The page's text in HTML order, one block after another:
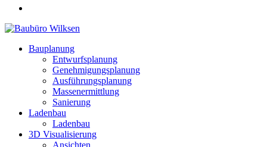
Bauplanung
Entwurfsplanung
Genehmigungsplanung
Ausführungsplanung
Massenermittlung
Sanierung
Ladenbau
Ladenbau
3D Visualisierung
Ansichten